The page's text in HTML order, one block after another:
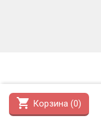
shopping_cart Корзина (0)